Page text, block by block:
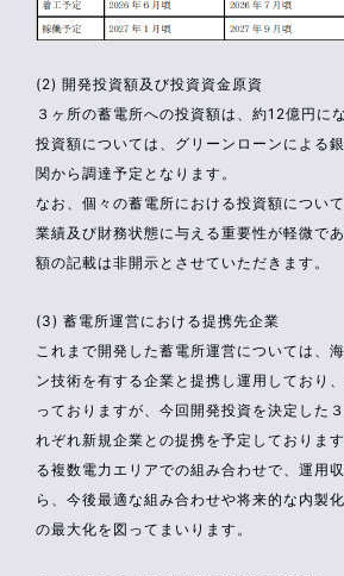
(2) 開発投資額及び投資資金原資
３ヶ所の蓄電所への投資額は、約12億円に
投資額については、グリーンローンによる
関から調達予定となります。
なお、個々の蓄電所における投資額につい
業績及び財務状態に与える重要性が軽微で
額の記載は非開示とさせていただきます。
(3) 蓄電所運営における提携先企業
これまで開発した蓄電所運営については、
ン技術を有する企業と提携し運用しており
っておりますが、今回開発投資を決定した
れぞれ新規企業との提携を予定しておりま
る複数電力エリアでの組み合わせで、運用
ら、今後最適な組み合わせや将来的な内製
の最大化を図ってまいります。